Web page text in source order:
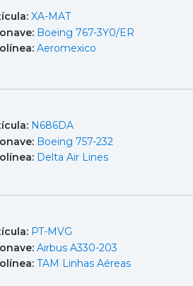
XA-MAT
Boeing 767-3Y0/ER
Aeromexico
N686DA
Boeing 757-232
Delta Air Lines
PT-MVG
Airbus A330-203
TAM Linhas Aéreas